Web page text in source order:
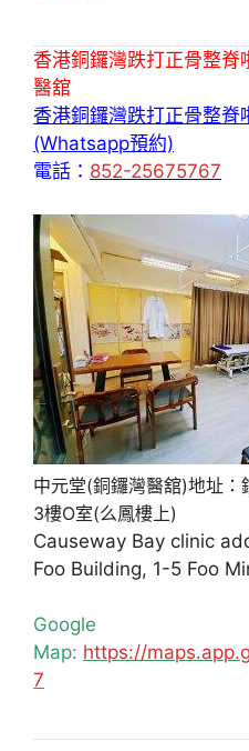
香港銅鑼灣跌打正骨整脊
醫舘
香港銅鑼灣跌打正骨整脊
(Whatsapp預約)
電話： 852-25675767
中元堂(銅鑼灣醫舘)地址
3樓O室(么鳳樓上)
Causeway Bay clinic
Foo Building, 1-5 Foo
Google
Map: https://
7